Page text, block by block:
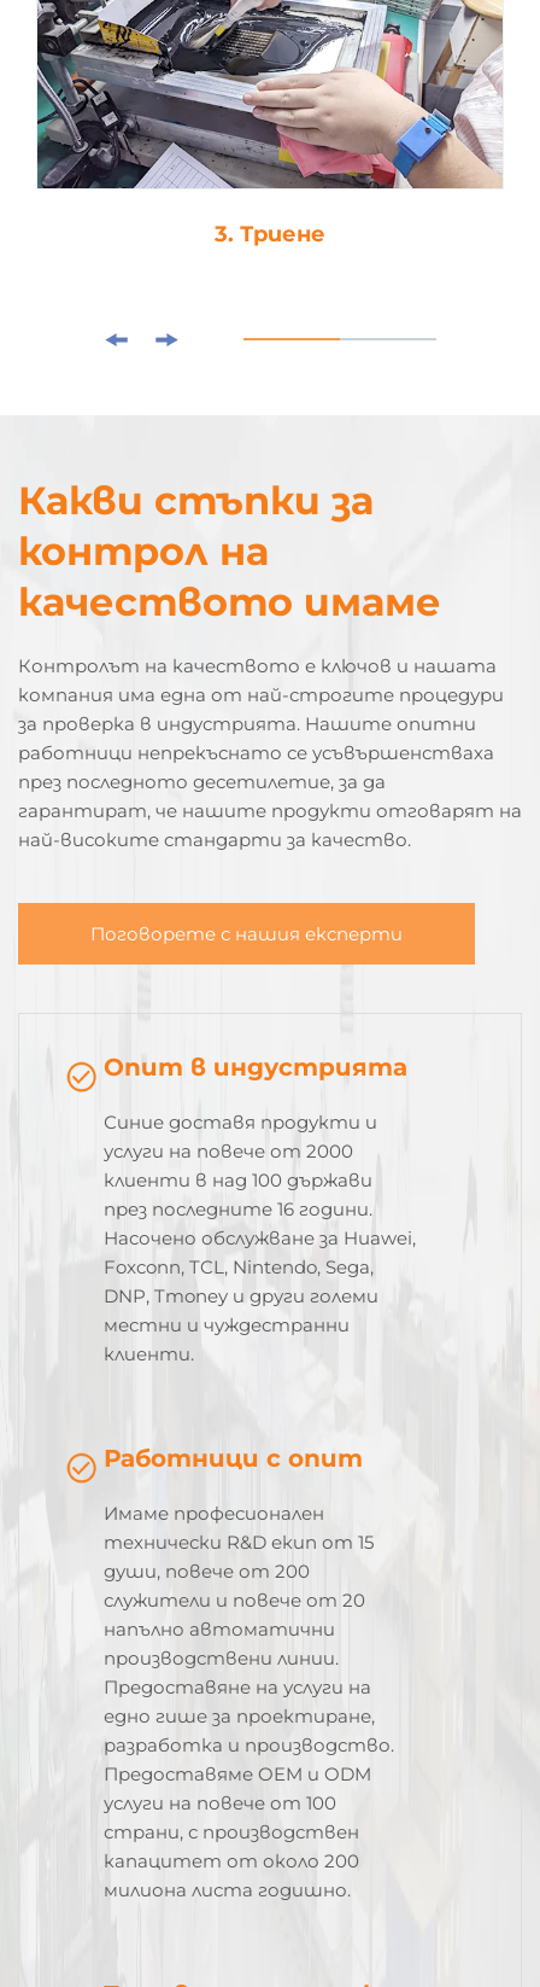
3. Триене
Какви стъпки за
контрол на
качеството имаме
Контролът на качеството е ключов и нашата
компания има една от най-строгите процедури
за проверка в индустрията. Нашите опитни
работници непрекъснато се усъвършенстваха
през последното десетилетие, за да
гарантират, че нашите продукти отговарят на
най-високите стандарти за качество.
Поговорете с нашия експерти
Опит в индустрията
Синие доставя продукти и
услуги на повече от 2000
клиенти в над 100 държави
през последните 16 години.
Насочено обслужване за Huawei,
Foxconn, TCL, Nintendo, Sega,
DNP, Tmoney и други големи
местни и чуждестранни
клиенти.
Работници с опит
Имаме професионален
технически R&D екип от 15
души, повече от 200
служители и повече от 20
напълно автоматични
производствени линии.
Предоставяне на услуги на
едно гише за проектиране,
разработка и производство.
Предоставяме OEM и ODM
услуги на повече от 100
страни, с производствен
капацитет от около 200
милиона листа годишно.